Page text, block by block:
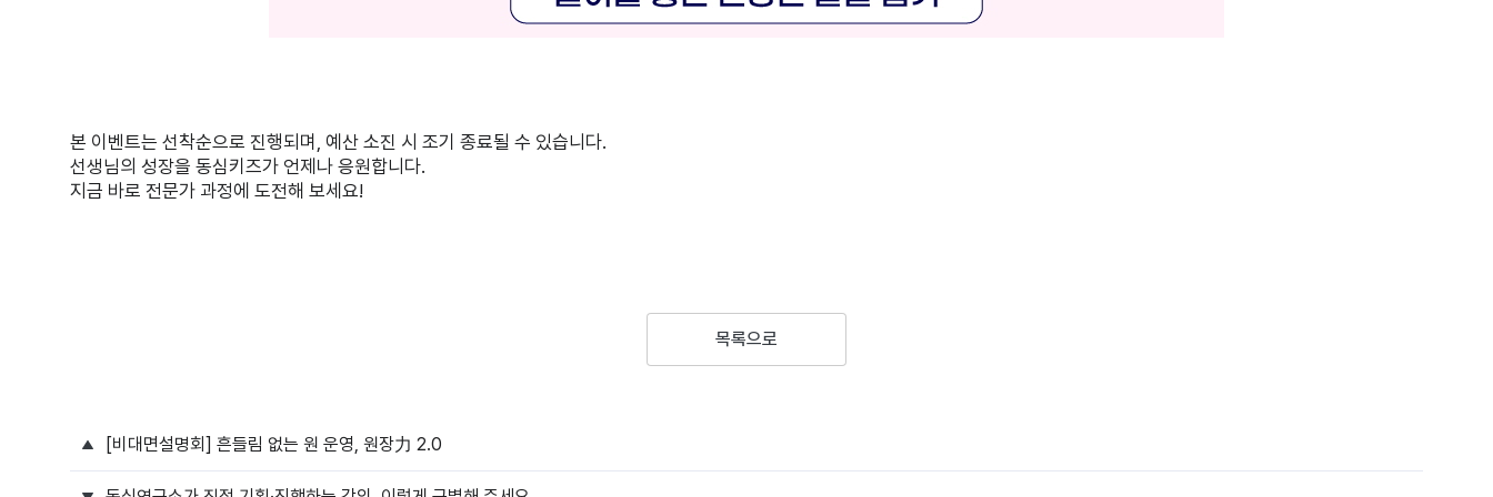
본 이벤트는 선착순으로 진행되며, 예산 소진 시 조기 종료될 수 있습니다.
선생님의 성장을 동심키즈가 언제나 응원합니다.
지금 바로 전문가 과정에 도전해 보세요!
목록으로
[비대면설명회] 흔들림 없는 원 운영, 원장力 2.0